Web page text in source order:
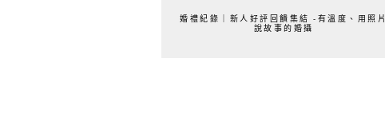
婚禮紀錄｜新人好評回饋集結 -有溫度、用照片
說故事的婚攝